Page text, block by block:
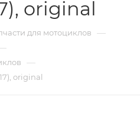
original
для мотоциклов —
—
original